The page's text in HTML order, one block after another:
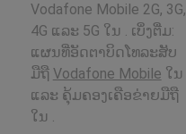
Vodafone Mobile 2G, 3G,
4G ແລະ 5G ໃນ . ເບິ່ງຕື່ມ:
ແຜນທີ່ອັດຕາບິດໂທລະສັບ
ມືຖື Vodafone Mobile ໃນ
ແລະ ຄຸ້ມຄອງເຄືອຂ່າຍມືຖື
ໃນ .